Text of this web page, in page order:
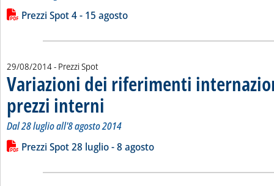
Leggi tutta la notizia: 'Variazioni dei riferimenti
Lista allegati PDF alla notizia
Prezzi Spot 4 - 15 agosto
29/08/2014- Prezzi Spot
Variazioni dei riferimenti
prezzi interni
Dal 28 luglio all'8 agosto 2014
Leggi tutta la notizia: 'Variazioni dei riferimenti
Lista allegati PDF alla notizia
Prezzi Spot 28 luglio - 8 agosto